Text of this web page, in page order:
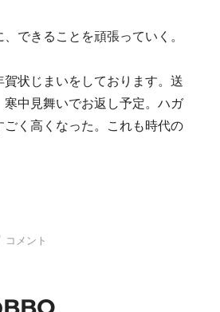
できることを頑張っていく。
状じまいをしております。送
寒中見舞いでお返し予定。ハガ
ごく高くなった。これも時代の
2026
コメント